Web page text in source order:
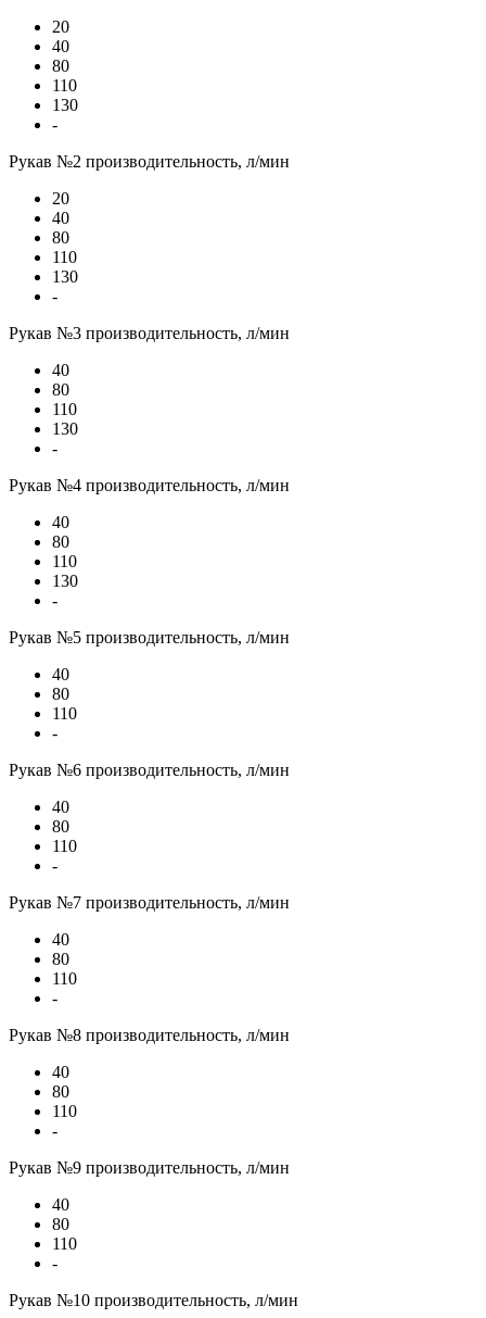
20
40
80
110
130
-
Рукав №2 производительность, л/мин
20
40
80
110
130
-
Рукав №3 производительность, л/мин
40
80
110
130
-
Рукав №4 производительность, л/мин
40
80
110
130
-
Рукав №5 производительность, л/мин
40
80
110
-
Рукав №6 производительность, л/мин
40
80
110
-
Рукав №7 производительность, л/мин
40
80
110
-
Рукав №8 производительность, л/мин
40
80
110
-
Рукав №9 производительность, л/мин
40
80
110
-
Рукав №10 производительность, л/мин